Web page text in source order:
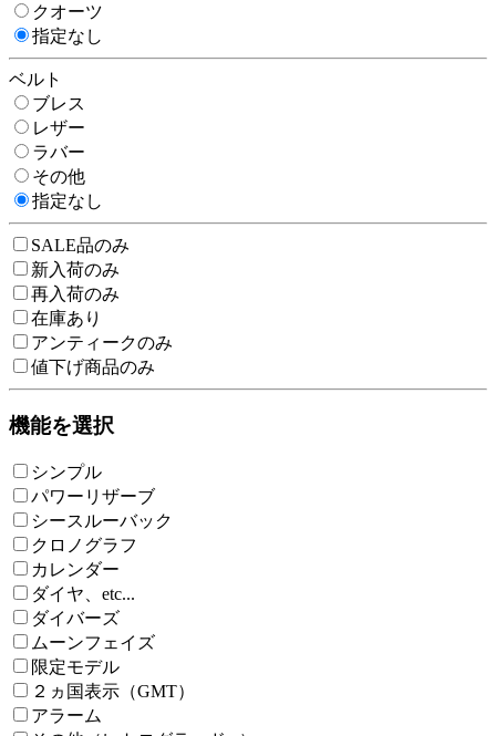
クオーツ
指定なし
ベルト
ブレス
レザー
ラバー
その他
指定なし
SALE品のみ
新入荷のみ
再入荷のみ
在庫あり
アンティークのみ
値下げ商品のみ
機能を選択
シンプル
パワーリザーブ
シースルーバック
クロノグラフ
カレンダー
ダイヤ、etc...
ダイバーズ
ムーンフェイズ
限定モデル
２ヵ国表示（GMT）
アラーム